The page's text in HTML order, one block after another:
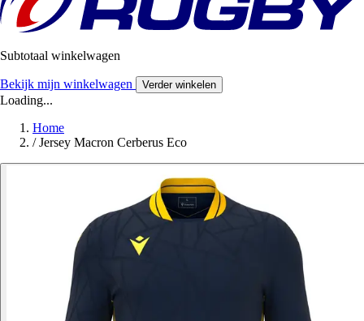
Subtotaal winkelwagen
Bekijk mijn winkelwagen Verder winkelen
Loading...
Home
/ Jersey Macron Cerberus Eco